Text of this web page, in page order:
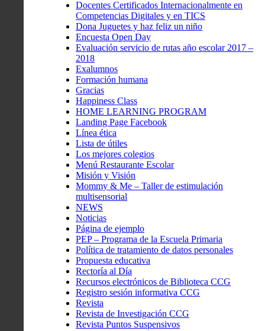
Docentes Certificados Internacionalmente en
Competencias Digitales y en TICS
Dona Juguetes y haz feliz un niño
Encuesta Open Day
Evaluación servicio de rutas año escolar 2017 –
2018
Exalumnos
Formación humana
Gracias
Happiness Class
HOME LEARNING PROGRAM
Landing Page Facebook
Línea ética
Lista de útiles
Los mejores colegios
Menú Restaurante Escolar
Misión y Visión
Mommy & Me – Taller de estimulación
multisensorial
NEWS
Noticias
Página de ejemplo
PEP – Programa de la Escuela Primaria
Política de tratamiento de datos personales
Propuesta educativa
Rectoría al Día
Recursos electrónicos de Biblioteca CCG
Registro sesión informativa CCG
Revista
Revista de Investigación CCG
Revista Puntos Suspensivos